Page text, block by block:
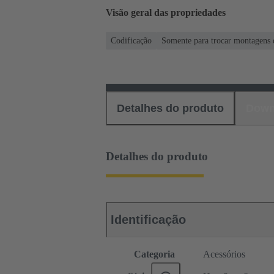
Visão geral das propriedades
Codificação Somente para trocar montagens
Detalhes do produto
Detalhes do produto
Identificação
Categoria Acessórios